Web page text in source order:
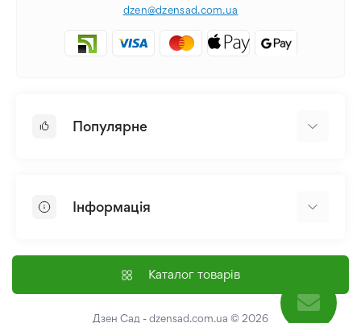
dzen@dzensad.com.ua
Популярне
Лілія
Насіння
Інформація
Доставка і оплата
Контакти
Каталог товарів
Дзен Сад - dzensad.com.ua © 2026